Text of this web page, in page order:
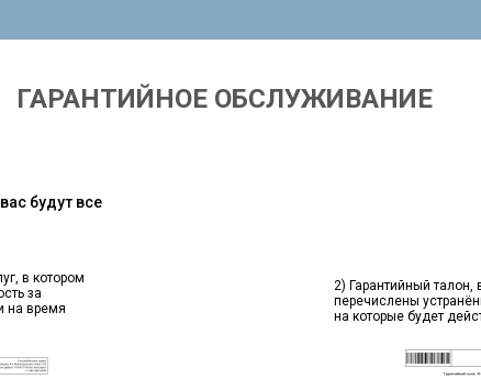
ГАРАНТИЙНОЕ ОБСЛУЖИВАНИЕ
будут все
в котором
за
на время
2) Гарантийный талон,
перечислены
на которые будет